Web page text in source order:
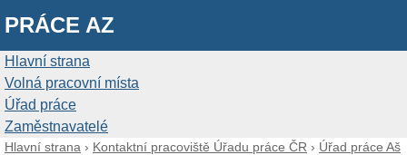
PRÁCE AZ
Hlavní strana
Volná pracovní místa
Úřad práce
Zaměstnavatelé
Hlavní strana › Kontaktní pracoviště Úřadu práce ČR › Úřad práce Aš